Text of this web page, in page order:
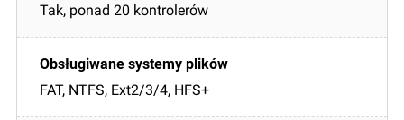
Tak, ponad 20 kontrolerów
FAT, NTFS, Ext2/3/4, HFS+